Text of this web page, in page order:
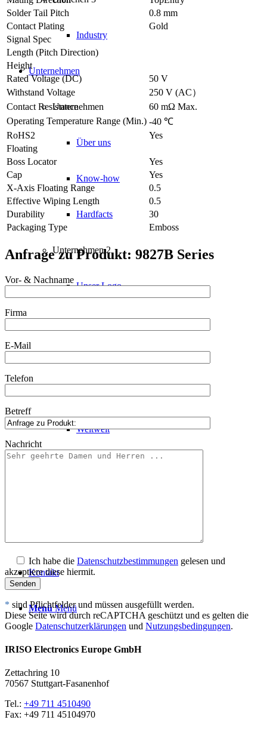
Industry
Unternehmen
Unternehmen
Über uns
Know-how
Hardfacts
Unternehmen 2
Unser Logo
Qualität
Weltweit
Kontakt
Menü Menü
Solder Tail Pitch
0.8 mm
Contact Plating
Gold
Signal Spec
Length (Pitch Direction)
Height
Rated Voltage (DC)
50 V
Withstand Voltage
250 V (AC）
Contact Resistance
60 mΩ Max.
Operating Temperature Range (Min.) -40 ℃
RoHS2
Yes
Floating
Boss Locator
Yes
Cap
Yes
X-Axis Floating Range
0.5
Effective Wiping Length
0.5
Durability
30
Packaging Type
Emboss
Anfrage zu Produkt: 9827B Series
Vor- & Nachname
Firma
E-Mail
Telefon
Betreff
Nachricht
Ich habe die Datenschutzbestimmungen gelesen und
akzeptiere diese hiermit.
* sind Pflichtfelder und müssen ausgefüllt werden.
Diese Seite wird durch reCAPTCHA geschützt und es gelten die
Google Datenschutzerklärungen und Nutzungsbedingungen.
IRISO Electronics Europe GmbH
Zettachring 10
70567 Stuttgart-Fasanenhof
Tel.: +49 711 4510490
Fax: +49 711 45104970